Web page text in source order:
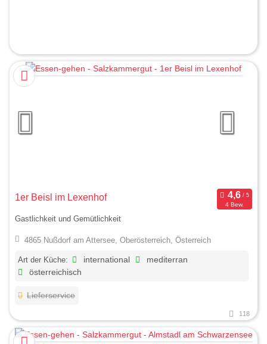
1er Beisl im Lexenhof
4 Bew.
Gastlichkeit und Gemütlichkeit
4865 Nußdorf am Attersee, Oberösterreich, Österreich
Art der Küche: international
mediterran
österreichisch
Lieferservice
118